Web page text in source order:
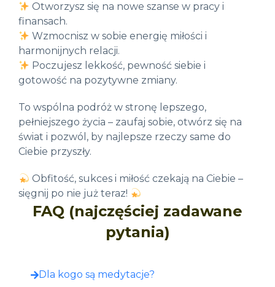
Otworzysz się na nowe szanse w pracy i
finansach.
Wzmocnisz w sobie energię miłości i
harmonijnych relacji.
Poczujesz lekkość, pewność siebie i
gotowość na pozytywne zmiany.
To wspólna podróż w stronę lepszego,
pełniejszego życia – zaufaj sobie, otwórz się na
świat i pozwól, by najlepsze rzeczy same do
Ciebie przyszły.
Obfitość, sukces i miłość czekają na Ciebie –
sięgnij po nie już teraz!
FAQ (najczęściej zadawane
pytania)
Dla kogo są medytacje?